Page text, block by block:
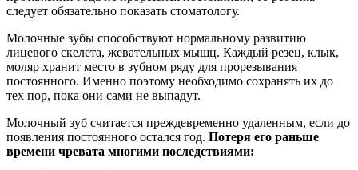
следует обязательно показать стоматологу.
Молочные зубы способствуют нормальному развитию
лицевого скелета, жевательных мышц. Каждый резец, клык,
моляр хранит место в зубном ряду для прорезывания
постоянного. Именно поэтому необходимо сохранять их до
тех пор, пока они сами не выпадут.
Молочный зуб считается преждевременно удаленным, если до
появления постоянного остался год. Потеря его раньше
времени чревата многими последствиями: